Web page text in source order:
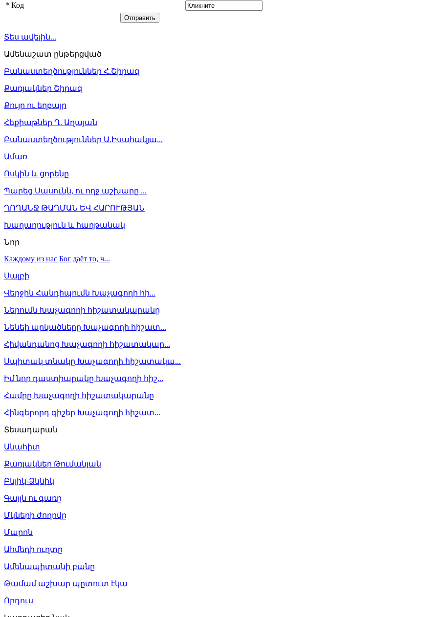
* Код
Տես ավելին...
Ամենաշատ ընթերցված
Բանաստեղծություններ Հ.Շիրազ
Քառյակներ Շիրազ
Քույր ու եղբայր
Հեքիաթներ Ղ. Աղայան
Բանաստեղծություններ Ա.Իսահակյա...
Ամառ
Ոսկին և ցորենը
Պարեց Սասունն, ու ողջ աշխարը ...
ՂՈՂԱՆՋ ԹԱՂՄԱՆ ԵՎ ՀԱՐՈՒԹՅԱՆ
Խաղաղություն և հաղթանակ
Նոր
Каждому из нас Бог даёт то, ч...
Սալբի
Վերջին Հանդիպումն Խաչագողի հի...
Ներումն Խաչագողի հիշատակարանը
Նենեի արկածները Խաչագողի հիշատ...
Հիվանդանոց Խաչագողի հիշատակար...
Սպիտակ տնակը Խաչագողի հիշատակա...
Իմ նոր դաստիարակը Խաչագողի հիշ...
Համրը Խաչագողի հիշատակարանը
Հինգերորդ գիշեր Խաչագողի հիշատ...
Տեսադարան
Անահիտ
Քառյակներ Թումանյան
Բկլիկ-Ձկնիկ
Գայլն ու գառը
Մկների ժողովը
Մարոն
Ահմեդի ուղտը
Ամենապիտանի բանը
Թամամ աշխար պըտուտ էկա
Որդուս